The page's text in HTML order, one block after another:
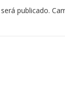
publicado.